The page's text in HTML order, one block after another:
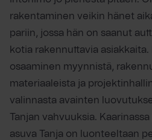
rakentaminen veikin hänet
pariin, jossa hän on saanut
kotia rakennuttavia
osaaminen myynnistä,
materiaaleista ja
valinnasta avainten
Tanjan vahvuuksia.
asuva Tanja on luonteeltaan